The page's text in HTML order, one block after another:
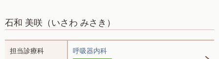
石和 美咲 （いさわ みさき）
担当診療科 呼吸器内科